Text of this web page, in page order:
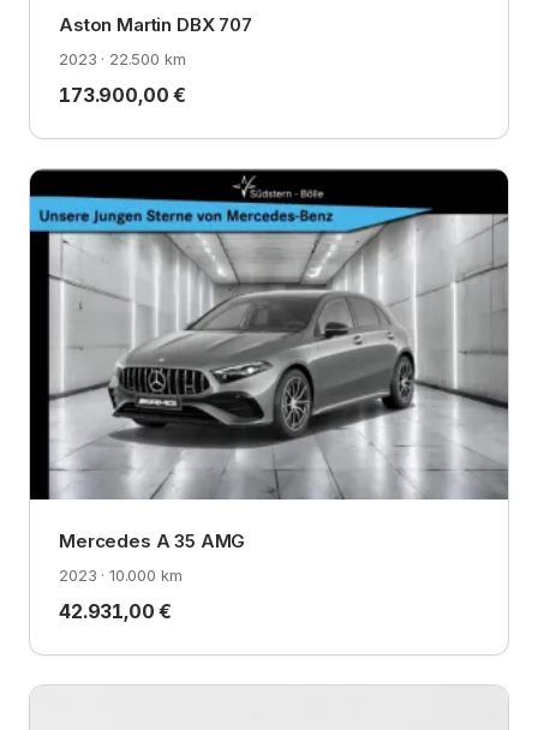
Aston Martin DBX 707
2023 · 22.500 km
173.900,00 €
Mercedes A 35 AMG
2023 · 10.000 km
42.931,00 €